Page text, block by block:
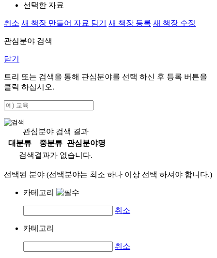
선택한 자료
취소 새 책장 만들어 자료 담기 새 책장 등록 새 책장 수정
관심분야 검색
닫기
트리 또는 검색을 통해 관심분야를 선택 하신 후 등록 버튼을
클릭 하십시오.
관심분야 검색 결과
대분류
중분류
관심분야명
검색결과가 없습니다.
선택된 분야 (선택분야는 최소 하나 이상 선택 하셔야 합니다.)
카테고리
취소
카테고리
취소